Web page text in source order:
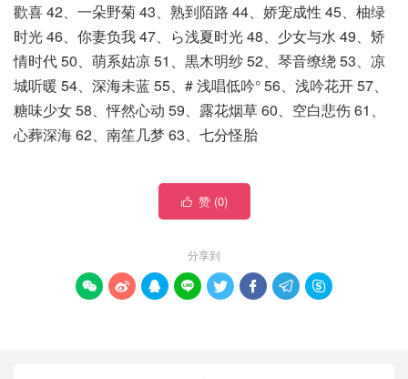
歡喜 42、一朵野菊 43、熟到陌路 44、娇宠成性 45、柚绿
时光 46、你妻负我 47、ら浅夏时光 48、少女与水 49、矫
情时代 50、萌系姑凉 51、黒木明纱 52、琴音缭绕 53、凉
城听暖 54、深海未蓝 55、# 浅唱低吟° 56、浅吟花开 57、
糖味少女 58、怦然心动 59、露花烟草 60、空白悲伤 61、
心葬深海 62、南笙几梦 63、七分怪胎
 赞 (0)
分享到
       